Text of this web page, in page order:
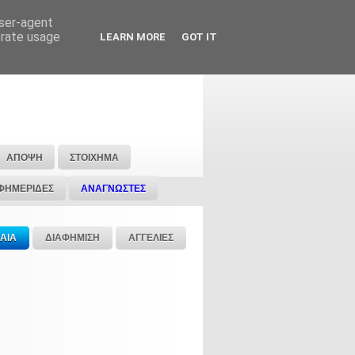
ΑΠΟΨΗ ΣΤΟΙΧΗΜΑ
ΑΝΑΓΝΩΣΤΕΣ
ΔΙΑΦΗΜΙΣΗ ΑΓΓΕΛΙΕΣ
agent
usage
LEARN MORE GOT IT